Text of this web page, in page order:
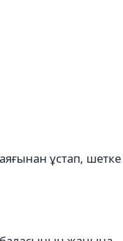
ұстап, шетке